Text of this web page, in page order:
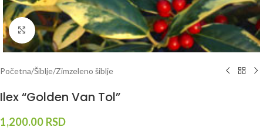
Klknite da uvećate
Početna/Šiblje/Zimzeleno šiblje
Ilex “Golden Van Tol”
1,200.00 RSD